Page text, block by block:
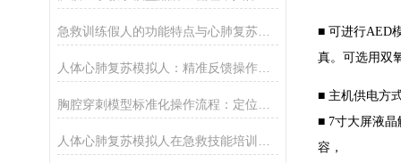
急救训练假人的功能特点与心肺复苏实操应用
人体心肺复苏模拟人：精准反馈操作，助力急救培训提质
■ 可进行AED
真。可选用双
■ 主机供电方
■ 7寸大屏液晶
容 ，